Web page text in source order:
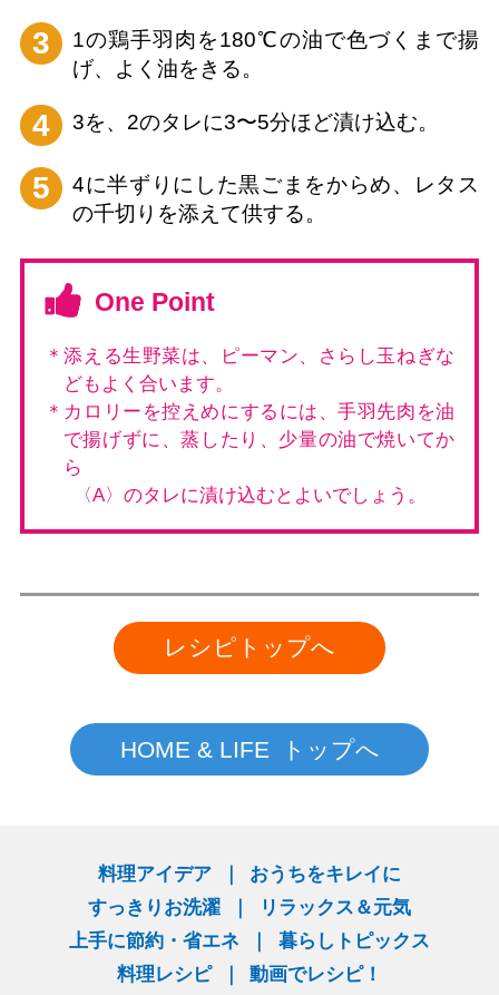
3
1の鶏手羽肉を180℃の油で色づくまで揚
げ、よく油をきる。
4 3を、2のタレに3〜5分ほど漬け込む。
5
4に半ずりにした黒ごまをからめ、レタス
の千切りを添えて供する。
One Point
＊添える生野菜は、ピーマン、さらし玉ねぎな
どもよく合います。
＊カロリーを控えめにするには、手羽先肉を油
で揚げずに、蒸したり、少量の油で焼いてか
ら
〈A〉のタレに漬け込むとよいでしょう。
レシピトップへ
HOME & LIFE トップへ
料理アイデア
おうちをキレイに
すっきりお洗濯
リラックス＆元気
上手に節約・省エネ
暮らしトピックス
料理レシピ
動画でレシピ！